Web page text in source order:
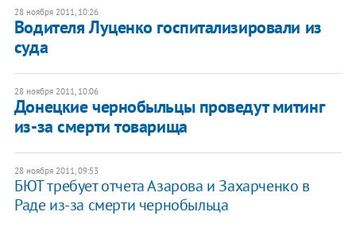
28 ноября 2011, 10:26
Водителя Луценко госпитализировали из
суда
28 ноября 2011, 10:06
Донецкие чернобыльцы проведут митинг
из-за смерти товарища
28 ноября 2011, 09:53
БЮТ требует отчета Азарова и Захарченко в
Раде из-за смерти чернобыльца